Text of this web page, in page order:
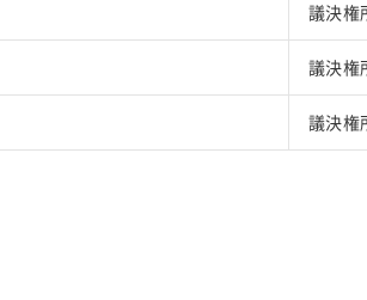
議決権
議決権
議決権